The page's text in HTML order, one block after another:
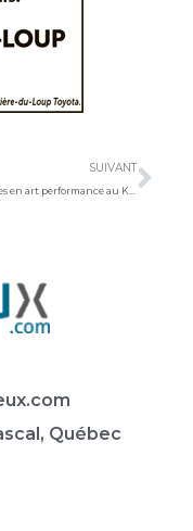
SUIVANT
Rencontres en art performance au Kamouraska: Explorer le vivant autrement
Québec